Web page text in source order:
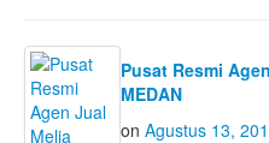
Pusat Resmi
MEDAN
on Agustus 13,